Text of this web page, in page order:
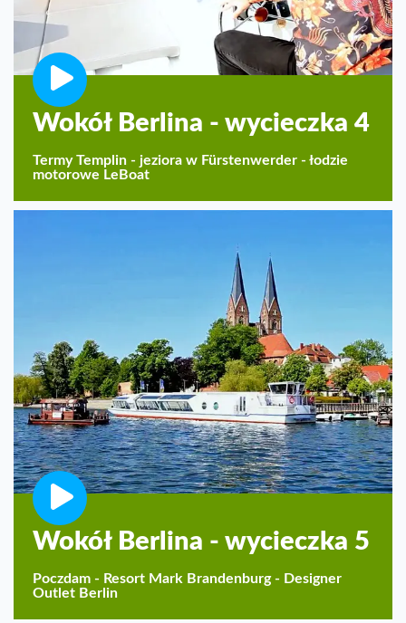
Wokół Berlina - wycieczka 4
Termy Templin - jeziora w Fürstenwerder - łodzie
motorowe LeBoat
Wokół Berlina - wycieczka 5
Poczdam - Resort Mark Brandenburg - Designer
Outlet Berlin